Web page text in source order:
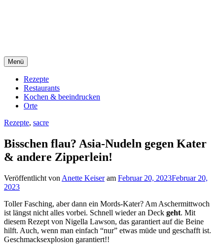
Menü
Rezepte
Restaurants
Kochen & beeindrucken
Orte
Rezepte, sacre
Bisschen flau? Asia-Nudeln gegen Kater
& andere Zipperlein!
Veröffentlicht von Anette Keiseram Februar 20, 2023Februar 20,
2023
Toller Fasching, aber dann ein Mords-Kater? Am Aschermittwoch
ist längst nicht alles vorbei. Schnell wieder an Deck geht. Mit
diesem Rezept von Nigella Lawson, das garantiert auf die Beine
hilft. Auch, wenn man einfach “nur” etwas müde und geschafft ist.
Geschmacksexplosion garantiert!!